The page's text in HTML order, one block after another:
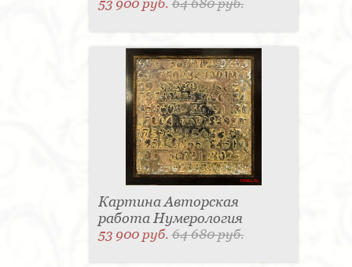
53 900 руб.64 680 руб.
Картина Авторская
работа Нумерология
53 900 руб.64 680 руб.